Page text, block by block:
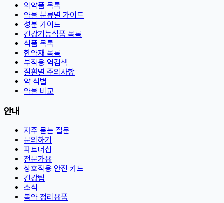
의약품 목록
약물 분류별 가이드
성분 가이드
건강기능식품 목록
식품 목록
한약재 목록
부작용 역검색
질환별 주의사항
약 식별
약물 비교
안내
자주 묻는 질문
문의하기
파트너십
전문가용
상호작용 안전 카드
건강팁
소식
복약 정리용품